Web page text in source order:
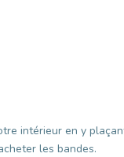
intérieur en y
les bandes.